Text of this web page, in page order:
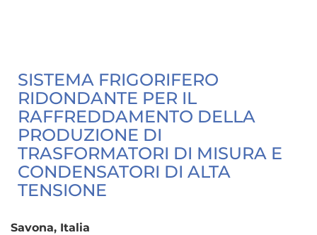
SISTEMA FRIGORIFERO
RIDONDANTE PER IL
RAFFREDDAMENTO DELLA
PRODUZIONE DI
TRASFORMATORI DI MISURA E
CONDENSATORI DI ALTA
TENSIONE
Savona, Italia